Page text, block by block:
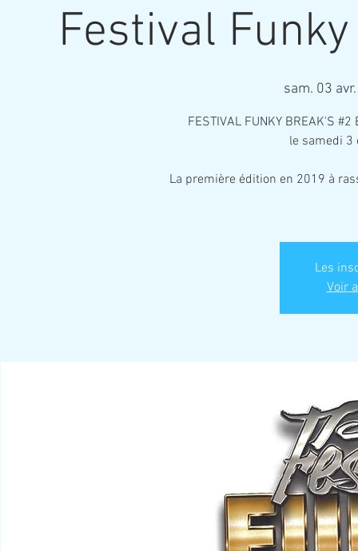
Festival
sam. 03 avr.
FESTIVAL FUNKY BREAK'S
le samedi
La première édition en 2019 à
Les
Voir